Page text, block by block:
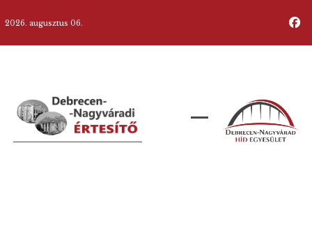
2026. augusztus 06.